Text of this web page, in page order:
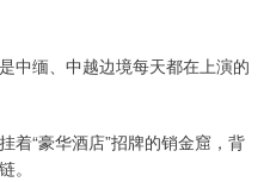
中缅、中越边境每天都在上演的
着“豪华酒店”招牌的销金窟，背
。